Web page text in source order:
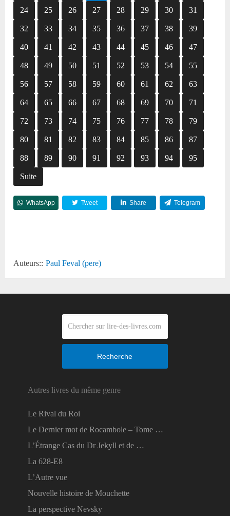
24 25 26 27 28 29 30 31
32 33 34 35 36 37 38 39
40 41 42 43 44 45 46 47
48 49 50 51 52 53 54 55
56 57 58 59 60 61 62 63
64 65 66 67 68 69 70 71
72 73 74 75 76 77 78 79
80 81 82 83 84 85 86 87
88 89 90 91 92 93 94 95
Suite
WhatsApp Tweet Share Telegram
Auteurs:: Paul Feval (pere)
Recherche
Autres livres du même genre
Le Rival du Roi
Le Dernier mot de Rocambole – Tome …
L’Étrange Cas du Dr Jekyll et de …
La 628-E8
L’Autre vue
Nouvelle histoire de Mouchette
La perspective Nevsky